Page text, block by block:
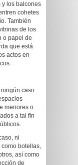
y los balcones
cohetes
También
de los
o papel de
que está
actos en
caso
menores o
a tal fin
ni
botellas,
así como
de